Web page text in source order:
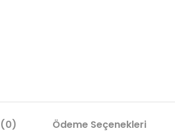
(0) Ödeme Seçenekleri